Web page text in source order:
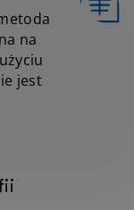
na
jest